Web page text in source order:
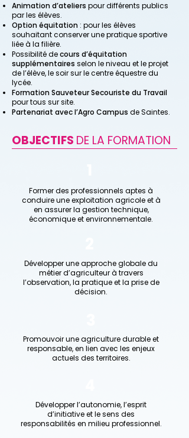
Animation d’ateliers pour différents publics
par les élèves.
Option équitation : pour les élèves
souhaitant conserver une pratique sportive
liée à la filière.
Possibilité decours d’équitation
supplémentaires selon le niveau et le projet
de l’élève, le soir sur le centre équestre du
lycée.
Formation Sauveteur Secouriste du Travail
pour tous sur site.
Partenariat avec l’Agro Campus de Saintes.
OBJECTIFS DE LA FORMATION
Former des professionnels aptes à
conduire une exploitation agricole et à
en assurer la gestion technique,
économique et environnementale.
Développer une approche globale du
métier d’agriculteur à travers
l’observation, la pratique et la prise de
décision.
Promouvoir une agriculture durable et
responsable, en lien avec les enjeux
actuels des territoires.
Développer l’autonomie, l’esprit
d’initiative et le sens des
responsabilités en milieu professionnel.